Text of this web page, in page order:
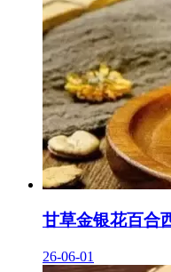
甘草金银花百合
26-06-01